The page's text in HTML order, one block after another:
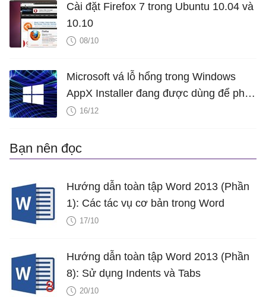
Cài đặt Firefox 7 trong Ubuntu 10.04 và
10.10
08/10
Microsoft vá lỗ hổng trong Windows
AppX Installer đang được dùng để phát
tán mã độc Emotet
16/12
Bạn nên đọc
Hướng dẫn toàn tập Word 2013 (Phần
1): Các tác vụ cơ bản trong Word
17/10
Hướng dẫn toàn tập Word 2013 (Phần
8): Sử dụng Indents và Tabs
20/10